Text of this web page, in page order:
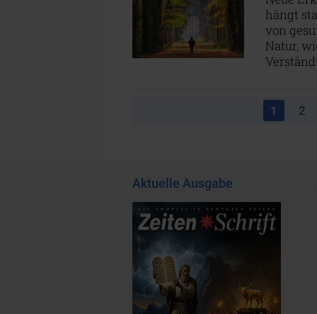
hängt
von
Natur,
1 2
Aktuelle Ausgabe